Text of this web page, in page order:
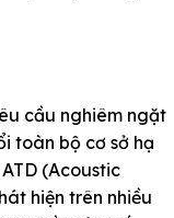
cầu nghiêm ngặt
toàn bộ cơ sở hạ
(Acoustic
hiện trên nhiều